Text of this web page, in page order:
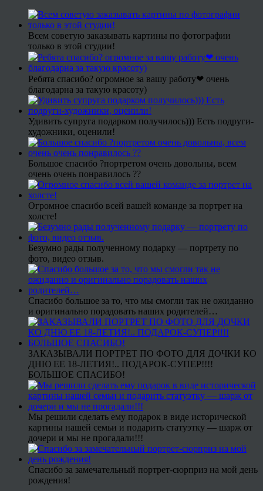
Всем советую заказывать картины по фотографии
только в этой студии!
Ребята спасибо? огромное за вашу работу❤ очень
благодарна за такую красоту)
Удивить супруга подарком получилось))) Есть подруги-
художники, оценили!
Большое спасибо ?портретом очень довольны, всем
очень очень понравилось ??
Огромное спасибо всей вашей команде за портрет на
холсте!
Безумно рады полученному подарку — портрету по
фото, видео отзыв.
Спасибо большое за то, что мы смогли так не ожиданно
и оригинально порадовать наших родителей…
ЗАКАЗЫВАЛИ ПОРТРЕТ ПО ФОТО ДЛЯ ДОЧКИ КО
ДНЮ ЕЕ 18-ЛЕТИЯ!.. ПОДАРОК-СУПЕР!!!!
БОЛЬШОЕ СПАСИБО!
Мы решили сделать ему подарок в виде исторической
картины нашей семьи и подарить статуэтку — шарж от
дочери и мы не прогадали!!!
Спасибо за замечательный портрет-сюрприз на мой день
рождения!